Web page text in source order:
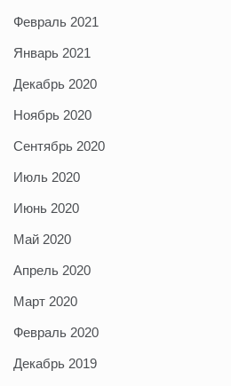
Февраль 2021
Январь 2021
Декабрь 2020
Ноябрь 2020
Сентябрь 2020
Июль 2020
Июнь 2020
Май 2020
Апрель 2020
Март 2020
Февраль 2020
Декабрь 2019